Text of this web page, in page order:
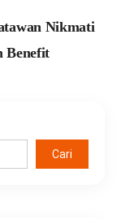
Nikmati
Benefit
Cari